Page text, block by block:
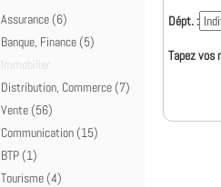
Assurance (6)
Banque, Finance (5)
Immobilier
Distribution, Commerce (7)
Vente (56)
Communication (15)
BTP (1)
Tourisme (4)
Dépt. :
Tapez vos